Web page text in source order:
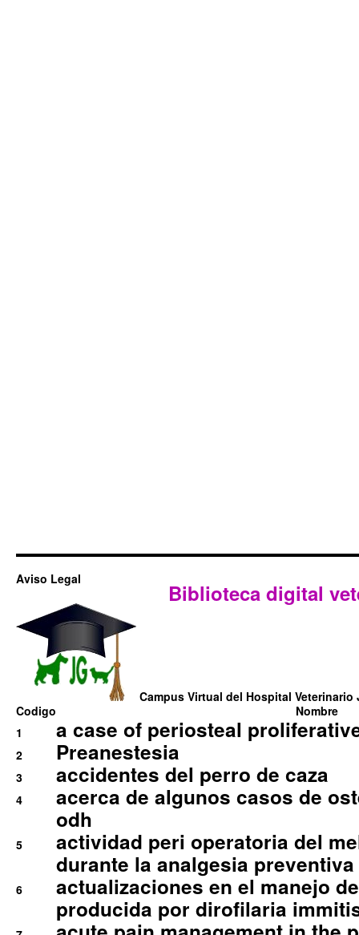
Aviso Legal
Biblioteca digital
Campus Virtual del Hospital Veterinario
Codigo
Nombre
1
a case of periosteal
2 Preanestesia
3 accidentes del perro de caza
4
acerca de algunos casos de
odh
5
actividad peri operatoria del
durante la analgesia
6
actualizaciones en el manejo
producida por dirofilaria